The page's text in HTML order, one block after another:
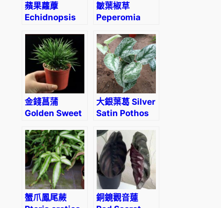
蘋果蘿藦
Echidnopsis
皺葉椒草
Peperomia
金錢菖蒲
Golden Sweet
gramineus)
大銀葉葛 Silver
Satin Pothos
pictus
‘exotica’)
蟹爪鳳尾蕨
銅鏡觀音蓮